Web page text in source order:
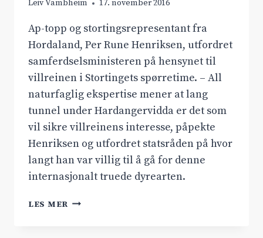
Leiv Vambheim 17. november 2016
Ap-topp og stortingsrepresentant fra
Hordaland, Per Rune Henriksen, utfordret
samferdselsministeren på hensynet til
villreinen i Stortingets spørretime. – All
naturfaglig ekspertise mener at lang
tunnel under Hardangervidda er det som
vil sikre villreinens interesse, påpekte
Henriksen og utfordret statsråden på hvor
langt han var villig til å gå for denne
internasjonalt truede dyrearten.
LES MER VILLREIN